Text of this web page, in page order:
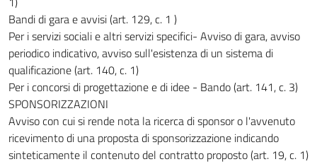
Bandi di gara e avvisi (art. 129, c. 1 )
Per i servizi sociali e altri servizi specifici- Avviso di gara, avviso
periodico indicativo, avviso sull'esistenza di un sistema di
qualificazione (art. 140, c. 1)
Per i concorsi di progettazione e di idee - Bando (art. 141, c. 3)
SPONSORIZZAZIONI
Avviso con cui si rende nota la ricerca di sponsor o l'avvenuto
ricevimento di una proposta di sponsorizzazione indicando
sinteticamente il contenuto del contratto proposto (art. 19, c. 1)